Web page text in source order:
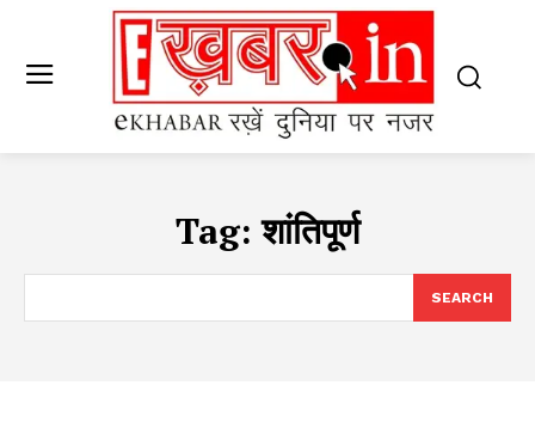
Tag:शांतिपूर्ण
SEARCH